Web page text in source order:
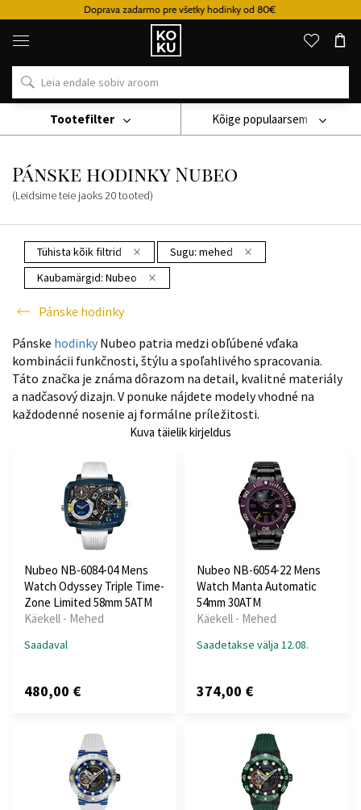
Doprava zadarmo pre všetky hodinky od 80€
Originaalsed
parfüümid
kellad
ühes
Käekell Pánske Hodinky Pánske Hodinky Nubeo
Pánske hodinky Nubeo
(Leidsime teie jaoks20tooted)
Kõige populaarsem
Tühista kõik filtrid Sugu: mehed
Kaubamärgid: Nubeo
Pánske hodinky
Tootefilter
Pánske hodinky Nubeo patria medzi obľúbené vďaka
kombinácii funkčnosti, štýlu a spoľahlivého spracovania.
Táto značka je známa dôrazom na detail, kvalitné materiály
a nadčasový dizajn. V ponuke nájdete modely vhodné na
každodenné nosenie aj formálne príležitosti.
Kuva täielik kirjeldus
Nubeo NB-6084-04 Mens
Watch Odyssey Triple Time-
Zone Limited 58mm 5ATM
Käekell - Mehed
Saadaval
480,00 €
Nubeo NB-6054-22 Mens
Watch Manta Automatic
54mm 30ATM
Käekell - Mehed
Saadetakse välja 12.08.
374,00 €